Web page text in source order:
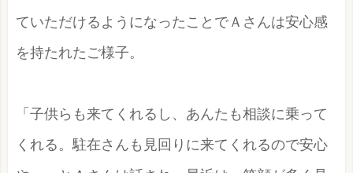
ていただけるようになったことでＡさんは安心感
を持たれたご様子。
「子供らも来てくれるし、あんたも相談に乗って
くれる。駐在さんも見回りに来てくれるので安心